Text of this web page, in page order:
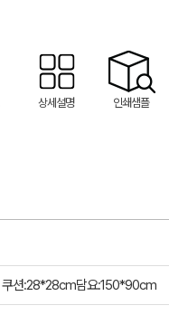
상세설명 인쇄샘플
쿠션:28*28cm담요:150*90cm